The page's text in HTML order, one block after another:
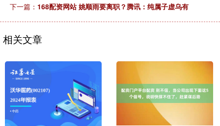
下一篇： 168配资网站 姚顺雨要离职？腾讯：纯属子虚乌有
相关文章